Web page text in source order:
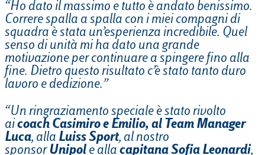
“Ho dato il massimo e tutto è andato benissimo.
Correre spalla a spalla con i miei compagni di
squadra è stata un’esperienza incredibile. Quel
senso di unità mi ha dato una grande
motivazione per continuare a spingere fino alla
fine. Dietro questo risultato c’è stato tanto duro
lavoro e dedizione.”
“Un ringraziamento speciale è stato rivolto
aicoach Casimiro e Emilio, al Team Manager
Luca, alla Luiss Sport, al nostro
sponsor Unipol e alla capitana Sofia Leonardi,